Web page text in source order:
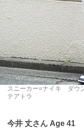
スニーカー=ナイキ ダウ
テアトラ
今井 丈さん Age 41